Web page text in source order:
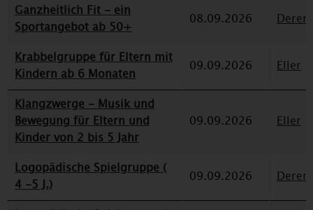
Ganzheitlich Fit - ein
Sportangebot ab 50+
08.09.2026
Krabbelgruppe für Eltern mit
Kindern ab 6 Monaten
09.09.2026 Eller
Klangzwerge - Musik und
Bewegung für Eltern und
Kinder von 2 bis 5 Jahr
09.09.2026 Eller
Logopädische Spielgruppe (
4 -5 J.)
09.09.2026